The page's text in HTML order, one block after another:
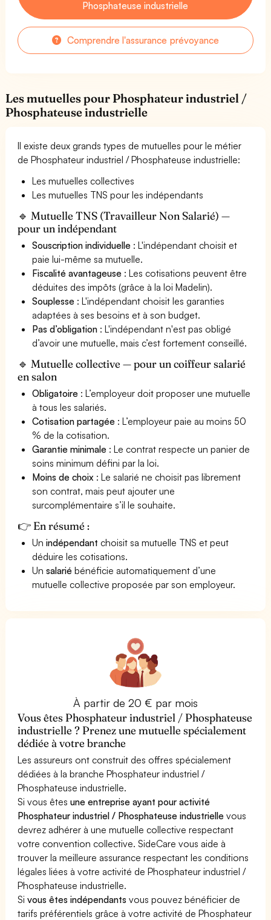
Phosphateuse industrielle
Comprendre l'assurance prévoyance
Les mutuelles pour Phosphateur industriel /
Phosphateuse industrielle
Il existe deux grands types de mutuelles pour le métier
de Phosphateur industriel / Phosphateuse industrielle:
Les mutuelles collectives
Les mutuelles TNS pour les indépendants
🔹 Mutuelle TNS (Travailleur Non Salarié) —
pour un indépendant
Souscription individuelle : L'indépendant choisit et
paie lui-même sa mutuelle.
Fiscalité avantageuse : Les cotisations peuvent être
déduites des impôts (grâce à la loi Madelin).
Souplesse : L'indépendant choisit les garanties
adaptées à ses besoins et à son budget.
Pas d’obligation : L'indépendant n'est pas obligé
d’avoir une mutuelle, mais c’est fortement conseillé.
🔹 Mutuelle collective — pour un coiffeur salarié
en salon
Obligatoire : L’employeur doit proposer une mutuelle
à tous les salariés.
Cotisation partagée : L’employeur paie au moins 50
% de la cotisation.
Garantie minimale : Le contrat respecte un panier de
soins minimum défini par la loi.
Moins de choix : Le salarié ne choisit pas librement
son contrat, mais peut ajouter une
surcomplémentaire s’il le souhaite.
👉 En résumé :
Unindépendant choisit sa mutuelle TNS et peut
déduire les cotisations.
Unsalarié bénéficie automatiquement d’une
mutuelle collective proposée par son employeur.
À partir de 20 € par mois
Vous êtes Phosphateur industriel / Phosphateuse
industrielle ? Prenez une mutuelle spécialement
dédiée à votre branche
Les assureurs ont construit des offres spécialement
dédiées à la branche Phosphateur industriel /
Phosphateuse industrielle.
Si vous êtesune entreprise ayant pour activité
Phosphateur industriel / Phosphateuse industrielle vous
devrez adhérer à une mutuelle collective respectant
votre convention collective. SideCare vous aide à
trouver la meilleure assurance respectant les conditions
légales liées à votre activité de Phosphateur industriel /
Phosphateuse industrielle.
Sivous êtes indépendants vous pouvez bénéficier de
tarifs préférentiels grâce à votre activité de Phosphateur